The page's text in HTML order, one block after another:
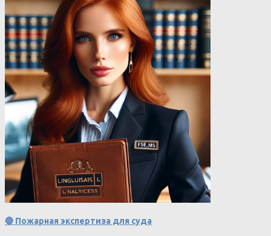
🔴 Пожарная экспертиза для суда